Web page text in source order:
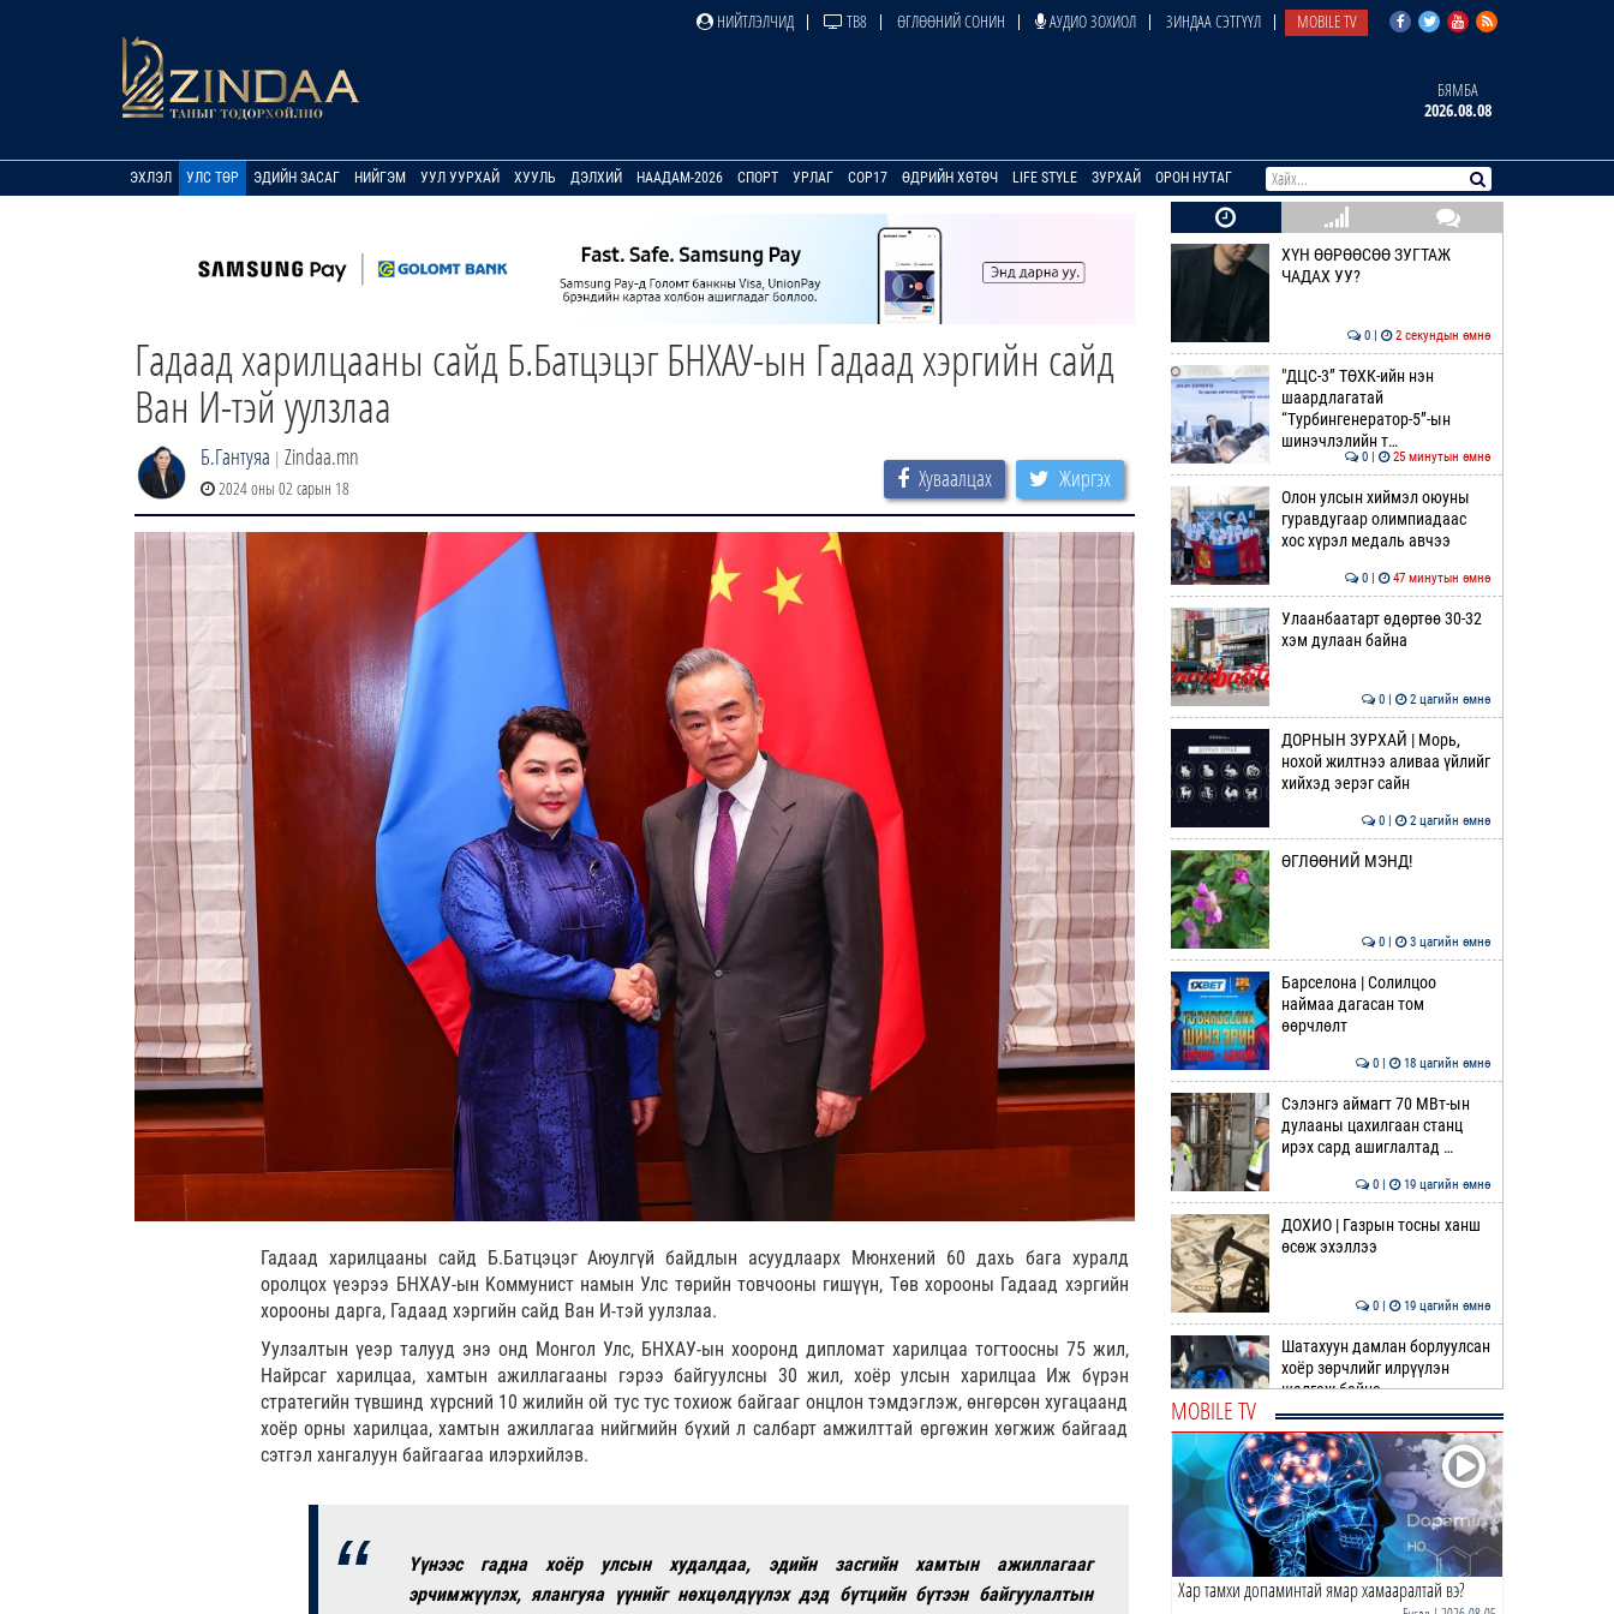
НИЙТЛЭЛЧИД ТВ8 ӨГЛӨӨНИЙ СОНИН АУДИО ЗОХИОЛ ЗИНДАА СЭТГҮҮЛ MOBILE TV
БЯМБА
2026.08.08
ЭХЛЭЛ УЛС ТӨР ЭДИЙН ЗАСАГ НИЙГЭМ УУЛ УУРХАЙ ХУУЛЬ ДЭЛХИЙ НААДАМ-2026 СПОРТ УРЛАГ COP17 ӨДРИЙН ХӨТӨЧ LIFE STYLE ЗУРХАЙ ОРОН НУТАГ
Гадаад харилцааны сайд Б.Батцэцэг БНХАУ-ын Гадаад хэргийн сайд
Ван И-тэй уулзлаа
Б.Гантуяа | Zindaa.mn
2024 оны 02 сарын 18 Хуваалцах Жиргэх
Гадаад харилцааны сайд Б.Батцэцэг Аюулгүй байдлын асуудлаарх Мюнхений 60 дахь бага хуралд
оролцох үеэрээ БНХАУ-ын Kоммунист намын Улс төрийн товчооны гишүүн, Төв хорооны Гадаад хэргийн
хорооны дарга, Гадаад хэргийн сайд Ван И-тэй уулзлаа.
Уулзалтын үеэр талууд энэ онд Монгол Улс, БНХАУ-ын хооронд дипломат харилцаа тогтоосны 75 жил,
Найрсаг харилцаа, хамтын ажиллагааны гэрээ байгуулсны 30 жил, хоёр улсын харилцаа Иж бүрэн
стратегийн түвшинд хүрсний 10 жилийн ой тус тус тохиож байгааг онцлон тэмдэглэж, өнгөрсөн хугацаанд
хоёр орны харилцаа, хамтын ажиллагаа нийгмийн бүхий л салбарт амжилттай өргөжин хөгжиж байгаад
сэтгэл хангалуун байгаагаа илэрхийлэв.
Үүнээс гадна хоёр улсын худалдаа, эдийн засгийн хамтын ажиллагааг
эрчимжүүлэх, ялангуяа үүнийг нөхцөлдүүлэх дэд бүтцийн бүтээн байгуулалтын
ХҮН ӨӨРӨӨСӨӨ ЗУГТАЖ
ЧАДАХ УУ?
0 | 2 секундын өмнө
"ДЦС-3” ТӨХК-ийн нэн
шаардлагатай
“Турбингенератор-5”-ын
шинэчлэлийн т…
0 | 25 минутын өмнө
Олон улсын хиймэл оюуны
гуравдугаар олимпиадаас
хос хүрэл медаль авчээ
0 | 47 минутын өмнө
Улаанбаатарт өдөртөө 30-32
хэм дулаан байна
0 | 2 цагийн өмнө
ДОРНЫН ЗУРХАЙ | Морь,
нохой жилтнээ аливаа үйлийг
хийхэд эерэг сайн
0 | 2 цагийн өмнө
ӨГЛӨӨНИЙ МЭНД!
0 | 3 цагийн өмнө
Барселона | Солилцоо
наймаа дагасан том
өөрчлөлт
0 | 18 цагийн өмнө
Сэлэнгэ аймагт 70 МВт-ын
дулааны цахилгаан станц
ирэх сард ашиглалтад …
0 | 19 цагийн өмнө
ДОХИО | Газрын тосны ханш
өсөж эхэллээ
0 | 19 цагийн өмнө
Шатахуун дамлан борлуулсан
хоёр зөрчлийг илрүүлэн
шалгаж байна
АҮЭБЯ: Шатахуун олгох
хязгаарыг 100,000 төгрөгт
хүргэхээр судалж байна
0 | 21 цагийн өмнө
ОБЕГ | Олон улсын туршлага
MOBILE TV
Хар тамхи допаминтай ямар хамааралтай вэ?